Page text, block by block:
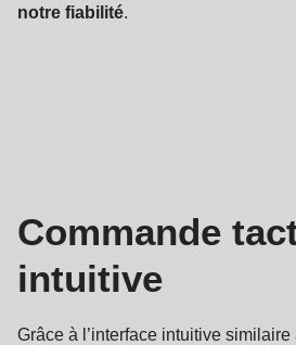
notre fiabilité.
Commande
intuitive
Grâce à l’interface intuitive